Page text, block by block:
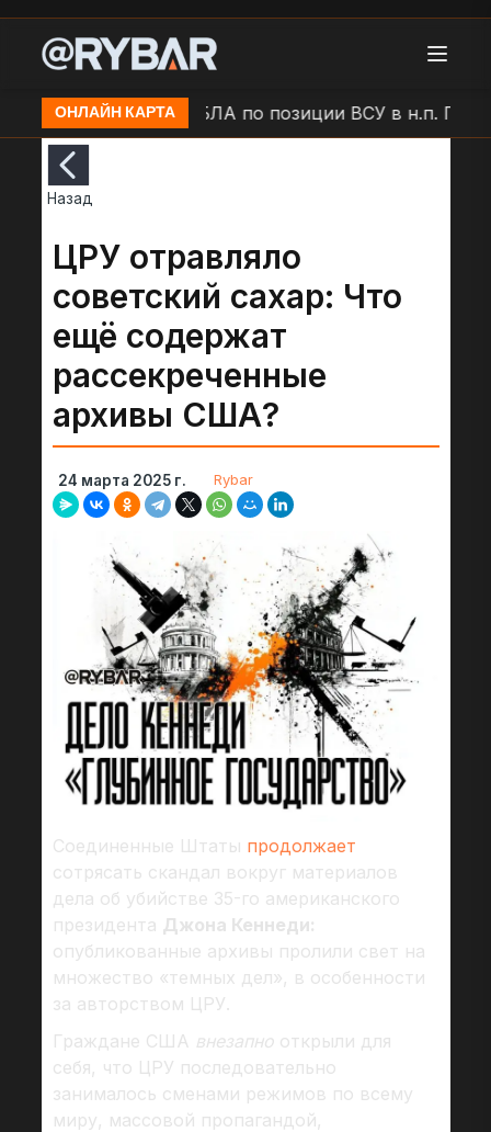
ОНЛАЙН КАРТАУдар БЛА по позиции ВСУ в н.п.
Назад
ЦРУ отравляло
советский сахар: Что
ещё содержат
рассекреченные
архивы США?
24 марта 2025 г. Rybar
Соединенные Штаты продолжает
сотрясать скандал вокруг материалов
дела об убийстве 35-го американского
президента Джона Кеннеди:
опубликованные архивы пролили свет на
множество «темных дел», в особенности
за авторством ЦРУ.
Граждане США внезапнооткрыли для
себя, что ЦРУ последовательно
занималось сменами режимов по всему
миру, массовой пропагандой,